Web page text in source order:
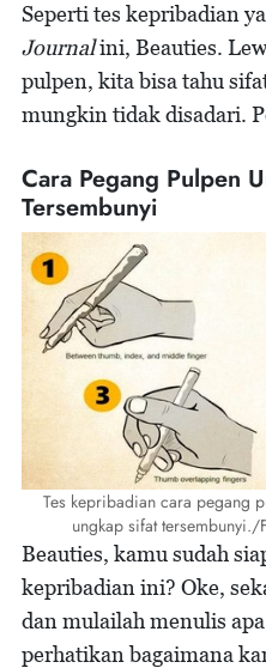
Seperti tes kepribadian
Journalini, Beauties.
pulpen, kita bisa tahu
mungkin tidak disadari.
Cara Pegang Pulpen
Tersembunyi
Tes kepribadian cara pegang
ungkap sifat tersembunyi./
Beauties, kamu sudah
kepribadian ini? Oke,
dan mulailah menulis
perhatikan bagaimana